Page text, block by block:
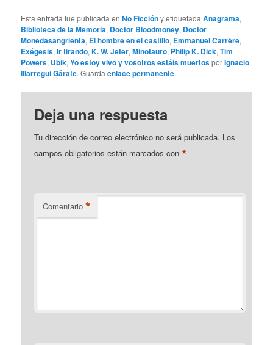
Esta entrada fue publicada enNo Ficcióny etiquetadaAnagrama,
Biblioteca de la Memoria, Doctor Bloodmoney, Doctor
Monedasangrienta, El hombre en el castillo, Emmanuel Carrère,
Exégesis,Ir tirando,K. W. Jeter,Minotauro, Philip K. Dick,Tim
Powers, Ubik,Yo estoy vivo y vosotros estáis muertosporIgnacio
Illarregui Gárate. Guardaenlace permanente.
Deja una respuesta
Tu dirección de correo electrónico no será publicada. Los
campos obligatorios están marcados con*
Comentario *